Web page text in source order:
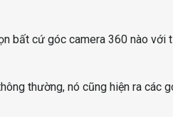
bất cứ góc camera 360 nào
thường, nó cũng hiện ra các